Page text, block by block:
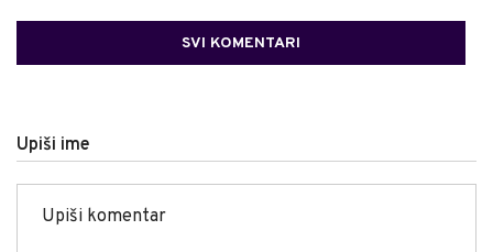
SVI KOMENTARI
Upiši ime